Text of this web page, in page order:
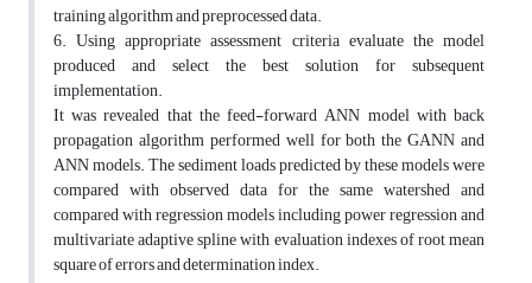
training algorithm and preprocessed data.
6. Using appropriate assessment criteria evaluate the model
produced and select the best solution for subsequent
implementation.
It was revealed that the feed-forward ANN model with back
propagation algorithm performed well for both the GANN and
ANN models. The sediment loads predicted by these models were
compared with observed data for the same watershed and
compared with regression models including power regression and
multivariate adaptive spline with evaluation indexes of root mean
square of errors and determination index.